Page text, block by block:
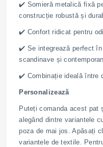
✔️ Somieră metalică fixă
construcție robustă și
✔️ Confort ridicat pentru
✔️ Se integrează perfect
scandinave și
✔️ Combinație ideală între
Personalizează
Puteți comanda acest pat
alegând dintre variantele
poza de mai jos. Apăsați
variantele de textile.